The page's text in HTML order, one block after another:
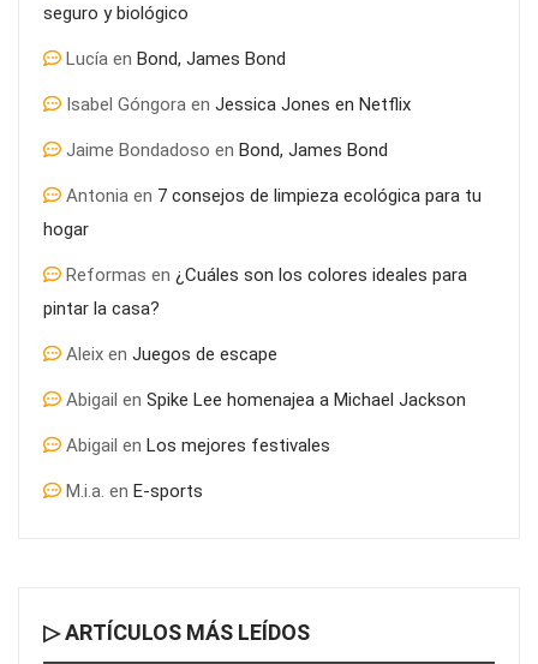
seguro y biológico
Lucía en Bond, James Bond
Isabel Góngora en Jessica Jones en Netflix
Jaime Bondadoso en Bond, James Bond
Antonia en 7 consejos de limpieza ecológica para tu
hogar
Reformas en ¿Cuáles son los colores ideales para
pintar la casa?
Aleix en Juegos de escape
Abigail en Spike Lee homenajea a Michael Jackson
Abigail en Los mejores festivales
M.i.a. en E-sports
▷ ARTÍCULOS MÁS LEÍDOS